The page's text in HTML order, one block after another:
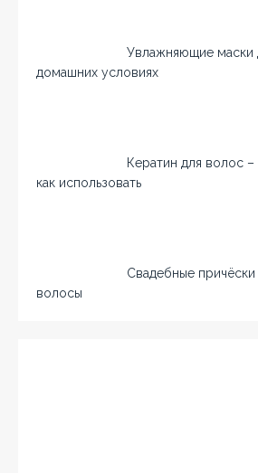
Увлажняющие маски
домашних условиях
Кератин для волос
как использовать
Свадебные
волосы